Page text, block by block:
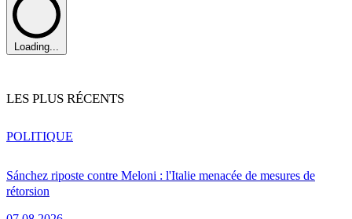
Loading...
LES PLUS RÉCENTS
Sánchez riposte contre Meloni : l'Italie menacée de mesures de
rétorsion
POLITIQUE